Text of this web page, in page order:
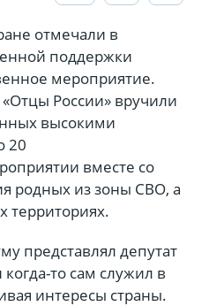
отмечали в
поддержки
мероприятие.
России» вручили
высокими
20
вместе со
родных из зоны СВО, а
территориях.
представлял депутат
то сам служил в
интересы страны.